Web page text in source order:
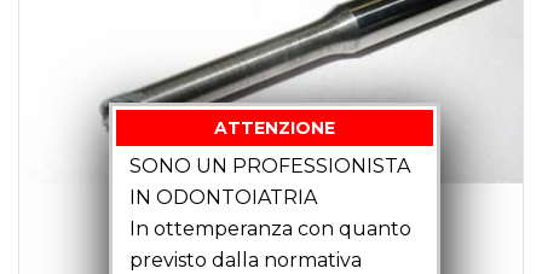
ATTENZIONE
SONO UN PROFESSIONISTA
IN ODONTOIATRIA
In ottemperanza con quanto
previsto dalla normativa